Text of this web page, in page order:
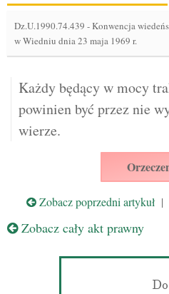
Dz.U.1990.74.439 -Konwencja
w Wiedniu dnia 23 maja 1969 r.
Każdy będący w mocy
powinien być przez nie
wierze.
Zobacz poprzedni artykuł |
Zobacz cały akt prawny
Do